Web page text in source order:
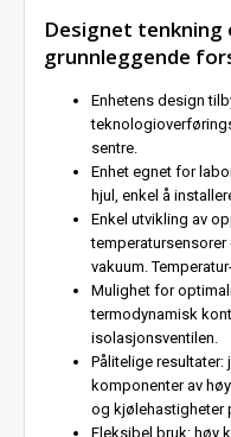
Designet tenkning
grunnleggende
Enhetens design
sentre.
Enhet egnet for
hjul, enkel å
Enkel utvikling av
vakuum.
Mulighet for
termodynamisk
isolasjonsventilen.
Pålitelige resultater:
komponenter av
og kjølehastigheter
Fleksibel bruk: høy